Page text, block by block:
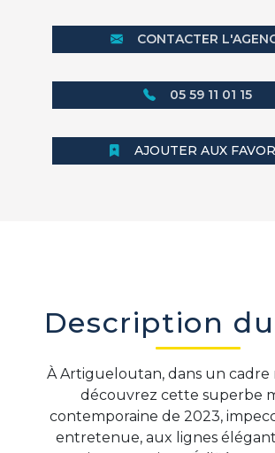
CONTACTER
05 59 11 01 15
AJOUTER AUX
Description
À Artigueloutan, dans un cadre
découvrez cette superbe
contemporaine de 2023,
entretenue, aux lignes